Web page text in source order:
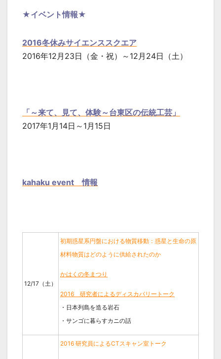
★イベント情報★
2016冬休みサイエンススクエア
2016年12月23日（金・祝）～12月24日（土）
「～来て、見て、体験～台東区の伝統工芸」
2017年1月14日～1月15日
kahaku event 情報
12/17（土）
初期惑星系円盤における物質移動：惑星と生命の原
材料物質はどのように供給されたのか
かはくの冬まつり
2016 研究者によるディスカバリートーク
・日本列島を造る岩石
・サンゴに暮らすカニの話
2016 研究員によるCTスキャン室トーク